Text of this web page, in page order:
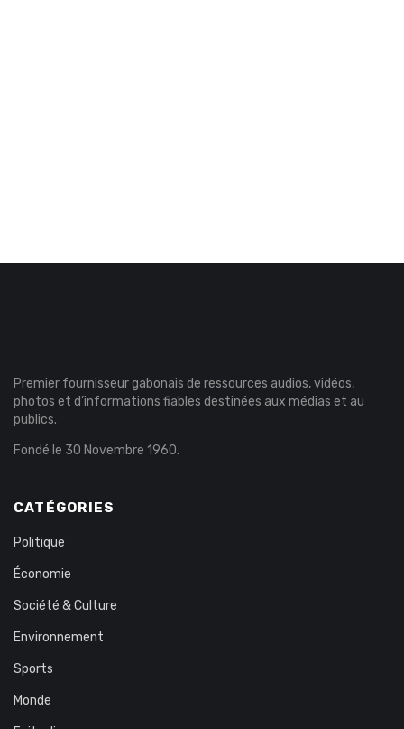
Premier fournisseur gabonais de ressources audios, vidéos,
photos et d’informations fiables destinées aux médias et au
publics.
Fondé le 30 Novembre 1960.
CATÉGORIES
Politique
Économie
Société & Culture
Environnement
Sports
Monde